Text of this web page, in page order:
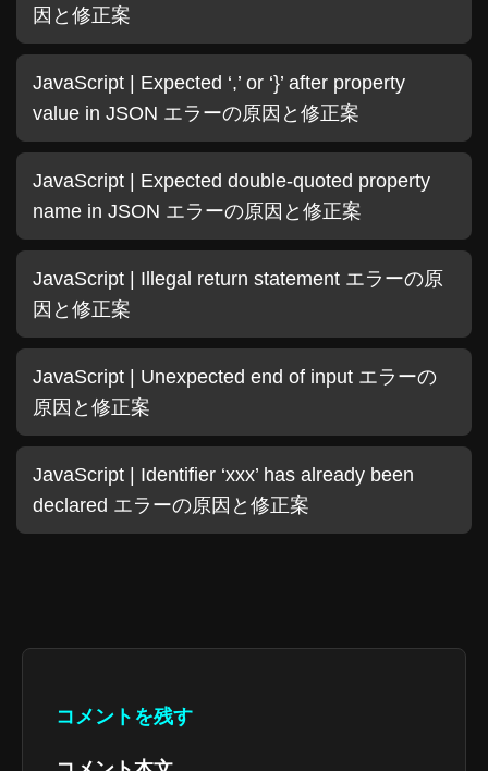
因と修正案
JavaScript | Expected ‘,’ or ‘}’ after property
value in JSON エラーの原因と修正案
JavaScript | Expected double-quoted property
name in JSON エラーの原因と修正案
JavaScript | Illegal return statement エラーの原
因と修正案
JavaScript | Unexpected end of input エラーの
原因と修正案
JavaScript | Identifier ‘xxx’ has already been
declared エラーの原因と修正案
コメントを残す